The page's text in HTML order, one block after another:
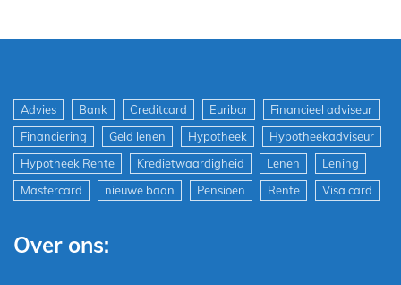
Advies Bank Creditcard Euribor
Financieel adviseur
Financiering
Geld lenen Hypotheek
Hypotheekadviseur
Hypotheek Rente
Kredietwaardigheid Lenen
Lening
Mastercard
nieuwe baan Pensioen Rente Visa card
Over ons: